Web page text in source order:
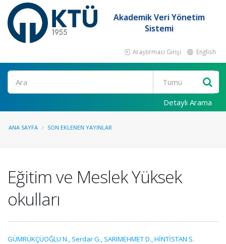
Akademik Veri Yönetim
Sistemi
Araştırmacı Girişi English
Ara
Detaylı Arama
ANA SAYFA SON EKLENEN YAYINLAR
Eğitim ve Meslek Yüksek
okulları
GÜMRÜKÇÜOĞLU N., Serdar G., SARIMEHMET D.,HİNTİSTAN S.